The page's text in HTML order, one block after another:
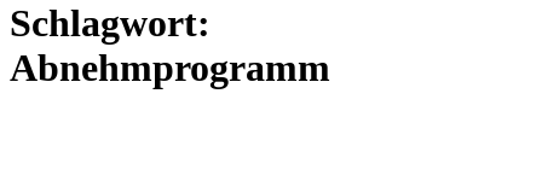
Schlagwort:
Abnehmprogramm